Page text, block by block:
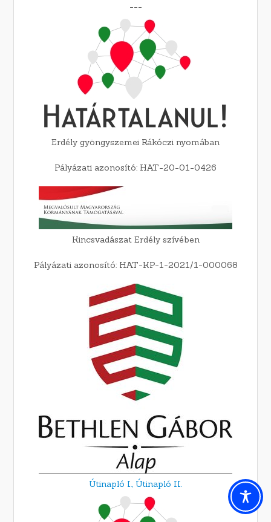
---
Erdély gyöngyszemei Rákóczi nyomában
Pályázati azonosító: HAT-20-01-0426
Kincsvadászat Erdély szívében
Pályázati azonosító: HAT-KP-1-2021/1-000068
Útinapló I., Útinapló II.